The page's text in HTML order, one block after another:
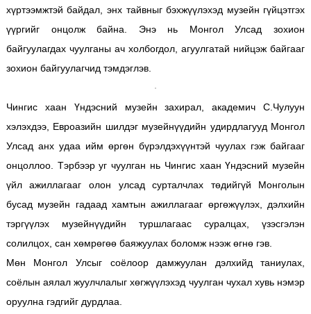
хүртээмжтэй байдал, энх тайвныг бэхжүүлэхэд музейн гүйцэтгэх
үүргийг онцолж байна. Энэ нь Монгол Улсад зохион
байгуулагдах чуулганы ач холбогдол, агуулгатай нийцэж байгааг
зохион байгуулагчид тэмдэглэв.
Чингис хаан Үндэсний музейн захирал, академич С.Чулуун
хэлэхдээ, Евроазийн шилдэг музейнүүдийн удирдлагууд Монгол
Улсад анх удаа ийм өргөн бүрэлдэхүүнтэй чуулах гэж байгааг
онцоллоо. Тэрбээр уг чуулган нь Чингис хаан Үндэсний музейн
үйл ажиллагааг олон улсад сурталчлах төдийгүй Монголын
бусад музейн гадаад хамтын ажиллагааг өргөжүүлэх, дэлхийн
тэргүүлэх музейнүүдийн туршлагаас суралцах, үзэсгэлэн
солилцох, сан хөмрөгөө баяжуулах боломж нээж өгнө гэв.
Мөн Монгол Улсыг соёлоор дамжуулан дэлхийд таниулах,
соёлын аялал жуулчлалыг хөгжүүлэхэд чуулган чухал хувь нэмэр
оруулна гэдгийг дурдлаа.